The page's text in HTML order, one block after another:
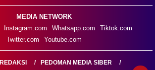
MEDIA NETWORK
Instagram.com Whatsapp.com
Tiktok.com
Twitter.com
Youtube.com
REDAKSI PEDOMAN MEDIA SIBER